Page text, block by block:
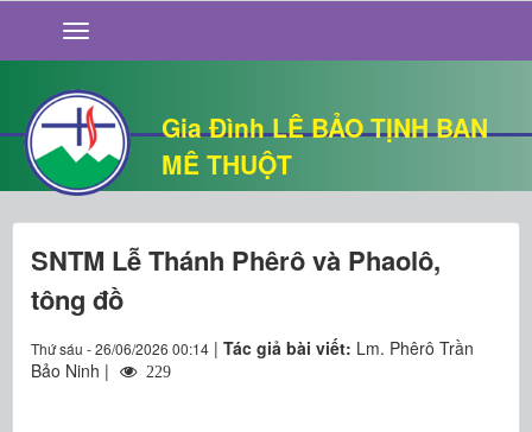
Gia Đình LÊ BẢO TỊNH BAN
MÊ THUỘT
GIỚI THIỆU
TIN TỨC
SỐNG ĐẠO
CHUYỆN NHÀ
QUÁN VĂN
THƯ GIÃN
SNTM Lễ Thánh Phêrô và Phaolô,
tông đồ
Thứ sáu - 26/06/2026 00:14 | Tác giả bài viết: Lm. Phêrô Trần
Bảo Ninh |
229